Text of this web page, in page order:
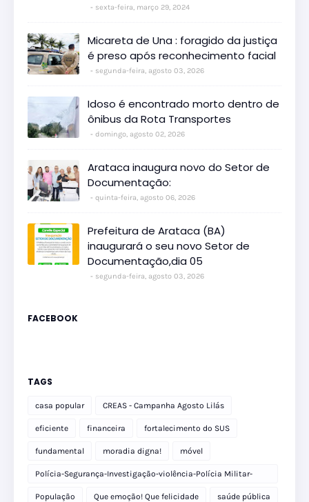
sexta-feira, março 29, 2024
Micareta de Una : foragido da justiça
é preso após reconhecimento facial
segunda-feira, agosto 03, 2026
Idoso é encontrado morto dentro de
ônibus da Rota Transportes
domingo, agosto 02, 2026
Arataca inaugura novo do Setor de
Documentação:
quinta-feira, agosto 06, 2026
Prefeitura de Arataca (BA)
inaugurará o seu novo Setor de
Documentação,dia 05
segunda-feira, agosto 03, 2026
FACEBOOK
TAGS
casa popular CREAS - Campanha Agosto Lilás
eficiente financeira fortalecimento do SUS
fundamental moradia digna! móvel
Polícia-Segurança-Investigação-violência-Polícia Militar-
delegacia
População Que emoção! Que felicidade saúde pública